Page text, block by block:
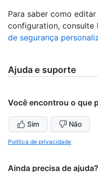
Para saber como
configuration, consulte
de segurança
Ajuda e suporte
Você encontrou o que
Sim Não
Política de privacidade
Ainda precisa de ajuda?